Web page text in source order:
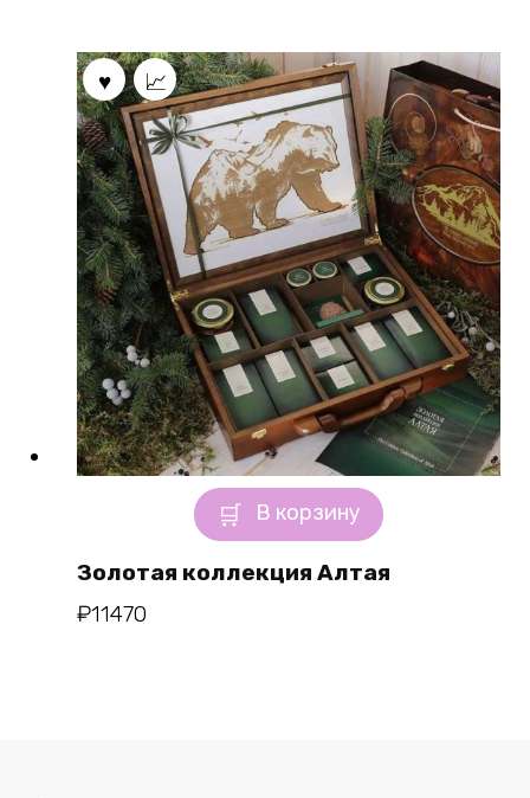
В корзину
Золотая коллекция Алтая
₽11470